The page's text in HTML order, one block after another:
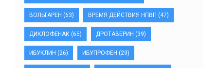
ВОЛЬТАРЕН (63) ВРЕМЯ ДЕЙСТВИЯ НПВП (47)
ДИКЛОФЕНАК (65) ДРОТАВЕРИН (39)
ИБУКЛИН (26) ИБУПРОФЕН (29)